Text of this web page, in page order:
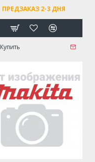
ПРЕДЗАКАЗ 2-3 ДНЯ
Купить